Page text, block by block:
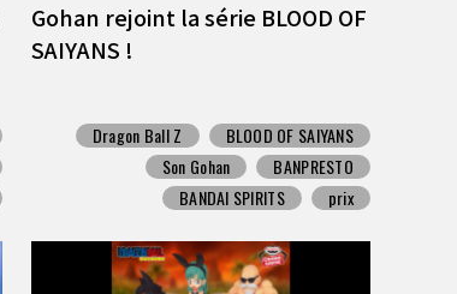
Gohan rejoint la série BLOOD OF
SAIYANS !
Dragon Ball Z
BLOOD OF SAIYANS
Son Gohan
BANPRESTO
BANDAI SPIRITS
prix